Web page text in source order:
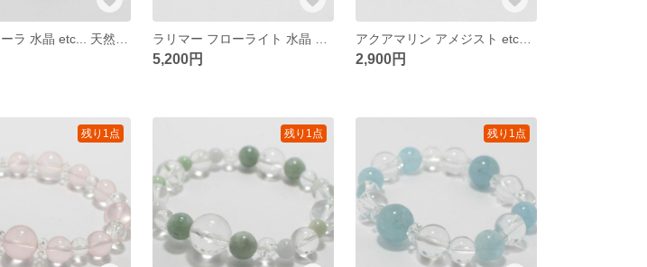
5,200円 2,900円
残り1点 残り1点 残り1点